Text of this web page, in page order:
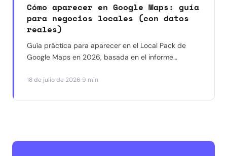
Cómo aparecer en Google Maps: guía
para negocios locales (con datos
reales)
Guía práctica para aparecer en el Local Pack de
Google Maps en 2026, basada en el informe
Barcelona. Qué funciona, qué ya no funciona y por
18 de julio de 2026·9 min